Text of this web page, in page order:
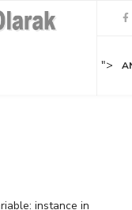
">
instance in